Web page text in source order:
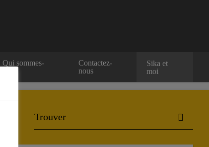
Qui sommes-
Contactez-
nous
Sika et
moi